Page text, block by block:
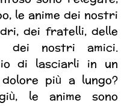
le anime dei nostri
dei fratelli, delle
dei nostri amici.
di lasciarli in un
più a lungo?
le anime sono